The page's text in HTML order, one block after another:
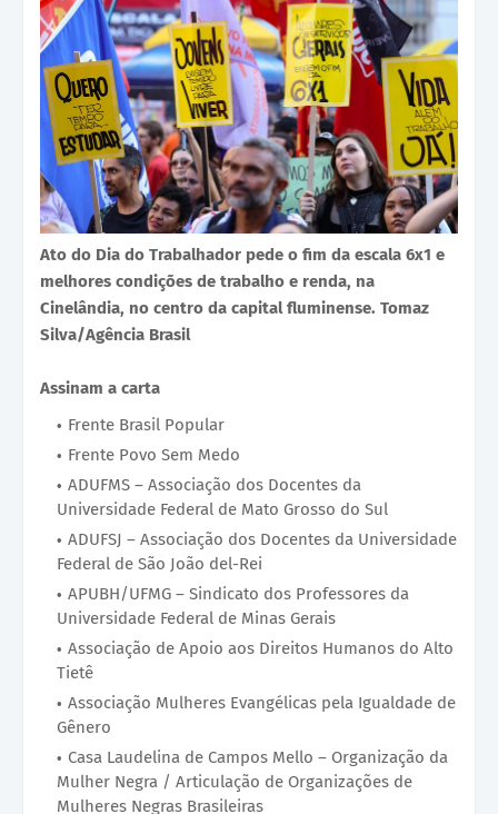
Ato do Dia do Trabalhador pede o fim da escala 6x1 e
melhores condições de trabalho e renda, na
Cinelândia, no centro da capital fluminense. Tomaz
Silva/Agência Brasil
Assinam a carta
Frente Brasil Popular
Frente Povo Sem Medo
ADUFMS – Associação dos Docentes da
Universidade Federal de Mato Grosso do Sul
ADUFSJ – Associação dos Docentes da Universidade
Federal de São João del-Rei
APUBH/UFMG – Sindicato dos Professores da
Universidade Federal de Minas Gerais
Associação de Apoio aos Direitos Humanos do Alto
Tietê
Associação Mulheres Evangélicas pela Igualdade de
Gênero
Casa Laudelina de Campos Mello – Organização da
Mulher Negra / Articulação de Organizações de
Mulheres Negras Brasileiras